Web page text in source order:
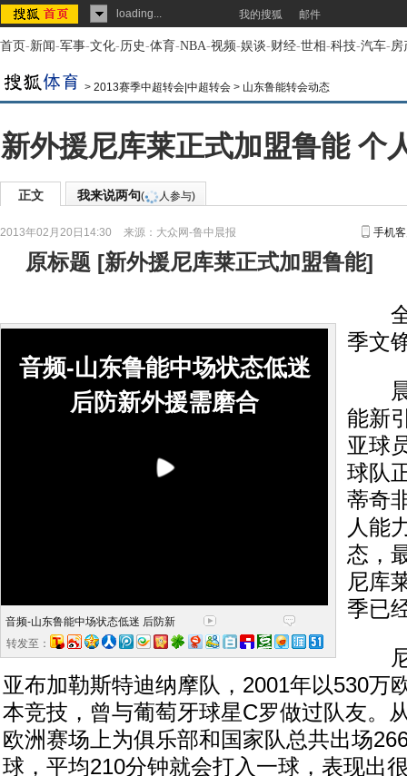
loading... 我的搜狐 邮件
首页-新闻-军事-文化-历史-体育-NBA-视频-娱谈-财经-世相-科技-汽车-房
> 2013赛季中超转会|中超转会 > 山东鲁能转会动态
新外援尼库莱正式加盟鲁能 个
正文 我来说两句( 人参与)
2013年02月20日14:30 来源： 大众网-鲁中晨报 手机
原标题 [新外援尼库莱正式加盟鲁能]
音频-山东鲁能中场状态低迷
后防新外援需磨合
音频-山东鲁能中场状态低迷 后防新
转发至：
全
季文
晨
能新
亚球
球队
蒂奇
人能
态，
尼库
季已
尼
亚布加勒斯特迪纳摩队，2001年以530万
本竞技，曾与葡萄牙球星C罗做过队友。
欧洲赛场上为俱乐部和国家队总共出场
球，平均210分钟就会打入一球，表现出